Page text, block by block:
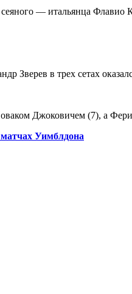
— итальянца Флавио
Зверев в трех сетах
Джоковичем (7), а
Уимблдона